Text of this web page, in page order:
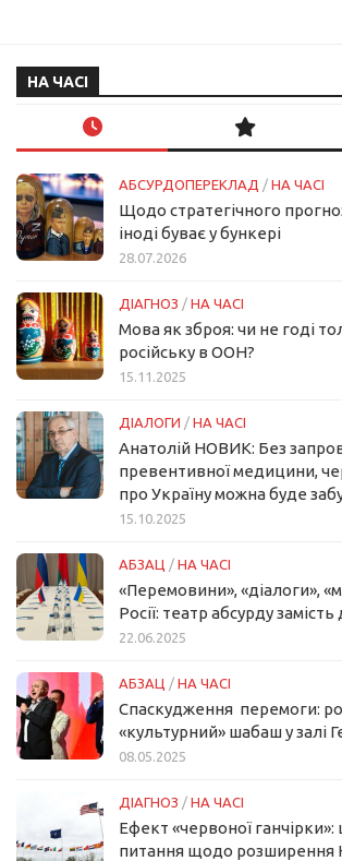
НА ЧАСІ
АБСУРДОПЕРЕКЛАД / НА ЧАСІ
Щодо стратегічного
іноді буває у бункері
28.07.2026
ДІАГНОЗ / НА ЧАСІ
Мова як зброя: чи не годі
російську в ООН?
15.11.2025
ДІАЛОГИ / НА ЧАСІ
Анатолій НОВИК: Без
превентивної медицини,
про Україну можна буде
15.10.2025
АБЗАЦ / НА ЧАСІ
«Перемовини», «діалоги»,
Росії: театр абсурду замість
22.06.2025
АБЗАЦ / НА ЧАСІ
Спаскудження перемоги:
«культурний» шабаш у залі
08.05.2025
ДІАГНОЗ / НА ЧАСІ
Ефект «червоної
питання щодо розширення